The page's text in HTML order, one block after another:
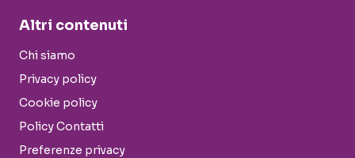
Altri contenuti
Chi siamo
Privacy policy
Cookie policy
Policy Contatti
Preferenze privacy